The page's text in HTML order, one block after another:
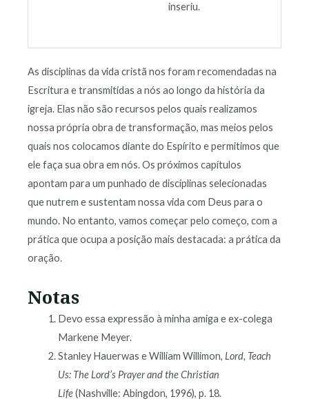
inseriu.
As disciplinas da vida cristã nos foram recomendadas na
Escritura e transmitidas a nós ao longo da história da
igreja. Elas não são recursos pelos quais realizamos
nossa própria obra de transformação, mas meios pelos
quais nos colocamos diante do Espírito e permitimos que
ele faça sua obra em nós. Os próximos capítulos
apontam para um punhado de disciplinas selecionadas
que nutrem e sustentam nossa vida com Deus para o
mundo. No entanto, vamos começar pelo começo, com a
prática que ocupa a posição mais destacada: a prática da
oração.
Notas
Devo essa expressão à minha amiga e ex-colega
Markene Meyer.
Stanley Hauerwas e William Willimon, Lord, Teach
Us: The Lord’s Prayer and the Christian
Life(Nashville: Abingdon, 1996), p. 18.